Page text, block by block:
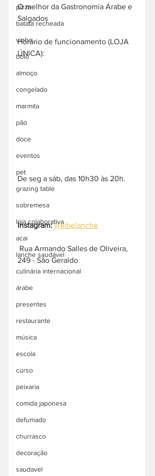
pizza
batata recheada
vinho
bolo
almoço
congelado
marmita
pão
doce
eventos
pet
grazing table
sobremesa
loja colaborativa
acai
lanche saudável
culinária internacional
árabe
presentes
restaurante
música
escola
curso
peixaria
comida japonesa
defumado
churrasco
decoração
saudavel
O melhor da Gastronomia Árabe e
Salgados
Horário de funcionamento (LOJA
ÚNICA):
De seg a sáb, das 10h30 às 20h.
Instagram: @kibelanche
249 - São Geraldo